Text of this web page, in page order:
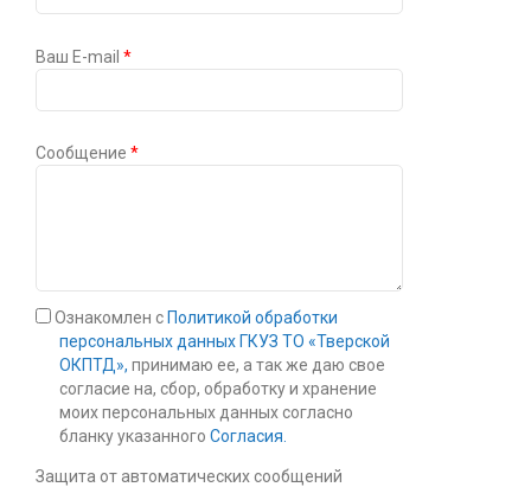
Ваш E-mail *
Сообщение *
Ознакомлен с Политикой обработки
персональных данных ГКУЗ ТО «Тверской
ОКПТД», принимаю ее, а так же даю свое
согласие на, сбор, обработку и хранение
моих персональных данных согласно
бланку указанного Согласия.
Защита от автоматических сообщений